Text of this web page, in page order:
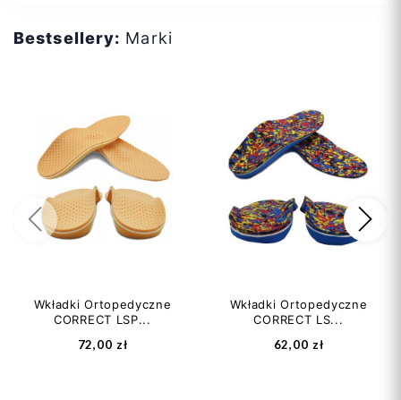
Bestsellery: Marki
Wkładki Ortopedyczne
CORRECT LSP...
72,00 zł
Wkładki Ortopedyczne
CORRECT LS...
62,00 zł
Poprzedni